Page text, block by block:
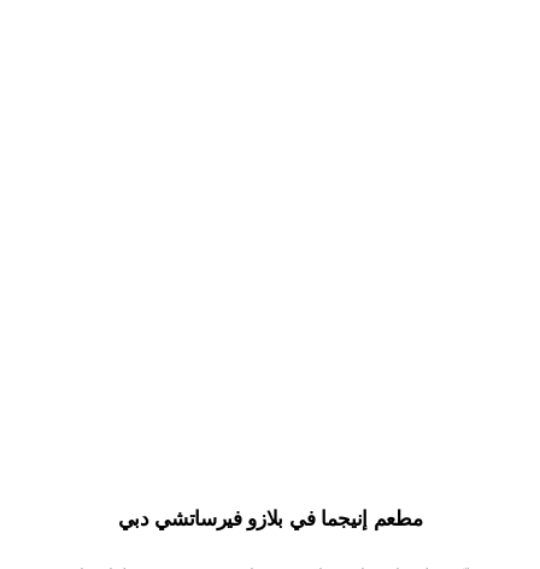
مطعم إنيجما في بلازو فيرساتشي دبي